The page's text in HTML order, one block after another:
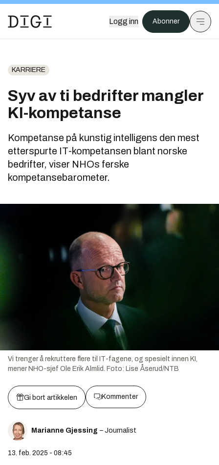
Logg inn Abonner
KARRIERE
Syv av ti bedrifter mangler
KI-kompetanse
Kompetanse på kunstig intelligens den mest
etterspurte IT-kompetansen blant norske
bedrifter, viser NHOs ferske
kompetansebarometer.
Vi trenger å rekruttere flere til IT-fagene, og spesielt innen KI,
mener NHO-sjef Ole Erik Almlid.
Foto: Lise Åserud/NTB
Gi bort artikkelen Kommenter
Marianne Gjessing – Journalist
13. feb. 2025 - 08:45